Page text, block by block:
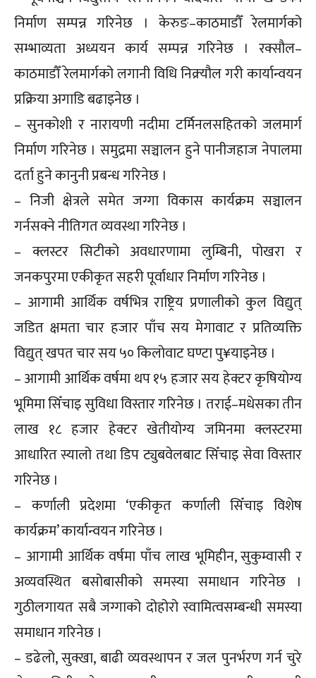
निर्माण सम्पन्न गरिनेछ । केरुङ–काठमाडौँ रेलमार्गको
सम्भाव्यता अध्ययन कार्य सम्पन्न गरिनेछ । रक्सौल–
काठमाडौँ रेलमार्गको लगानी विधि निक्र्यौल गरी कार्यान्वयन
प्रक्रिया अगाडि बढाइनेछ ।
– सुनकोशी र नारायणी नदीमा टर्मिनलसहितको जलमार्ग
निर्माण गरिनेछ । समुद्रमा सञ्चालन हुने पानीजहाज नेपालमा
दर्ता हुने कानुनी प्रबन्ध गरिनेछ ।
– निजी क्षेत्रले समेत जग्गा विकास कार्यक्रम सञ्चालन
गर्नसक्ने नीतिगत व्यवस्था गरिनेछ ।
– क्लस्टर सिटीको अवधारणामा लुम्बिनी, पोखरा र
जनकपुरमा एकीकृत सहरी पूर्वाधार निर्माण गरिनेछ ।
– आगामी आर्थिक वर्षभित्र राष्ट्रिय प्रणालीको कुल विद्युत्
जडित क्षमता चार हजार पाँच सय मेगावाट र प्रतिव्यक्ति
विद्युत् खपत चार सय ५० किलोवाट घण्टा पु¥याइनेछ ।
– आगामी आर्थिक वर्षमा थप १५ हजार सय हेक्टर कृषियोग्य
भूमिमा सिँचाइ सुविधा विस्तार गरिनेछ । तराई–मधेसका तीन
लाख १८ हजार हेक्टर खेतीयोग्य जमिनमा क्लस्टरमा
आधारित स्यालो तथा डिप ट्युबवेलबाट सिँचाइ सेवा विस्तार
गरिनेछ ।
– कर्णाली प्रदेशमा ‘एकीकृत कर्णाली सिँचाइ विशेष
कार्यक्रम’ कार्यान्वयन गरिनेछ ।
– आगामी आर्थिक वर्षमा पाँच लाख भूमिहीन, सुकुम्वासी र
अव्यवस्थित बसोबासीको समस्या समाधान गरिनेछ ।
गुठीलगायत सबै जग्गाको दोहोरो स्वामित्वसम्बन्धी समस्या
समाधान गरिनेछ ।
– डढेलो, सुक्खा, बाढी व्यवस्थापन र जल पुनर्भरण गर्न चुरे